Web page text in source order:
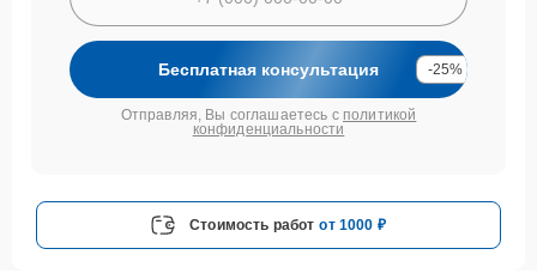
Бесплатная консультация -25%
Отправляя, Вы соглашаетесь с политикой
конфиденциальности
Стоимость работ от 1000 ₽